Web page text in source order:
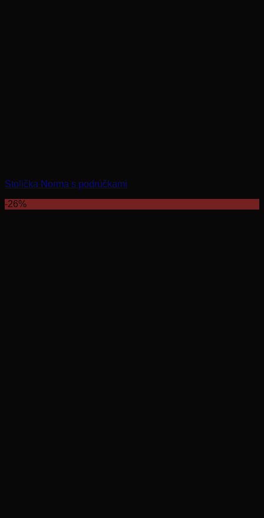
Stolička Norma s podrúčkami
-26%